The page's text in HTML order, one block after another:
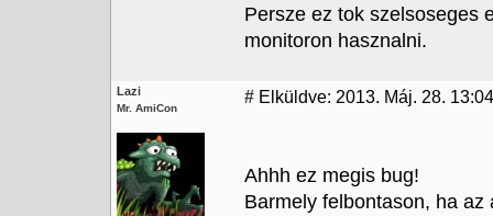
Persze ez tok szelsoseges
monitoron hasznalni.
Lazi
Mr. AmiCon
# Elküldve: 2013. Máj. 28. 13:04
Ahhh ez megis bug!
Barmely felbontason, ha